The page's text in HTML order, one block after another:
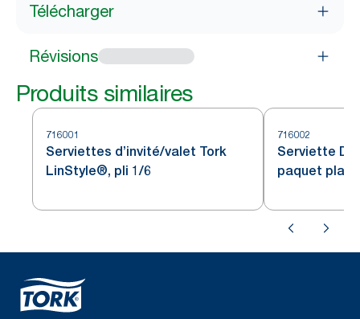
Télécharger
Révisions
Produits similaires
716001
Serviettes d’invité/valet Tork
LinStyle®, pli 1/6
716002
Serviette
paquet plat